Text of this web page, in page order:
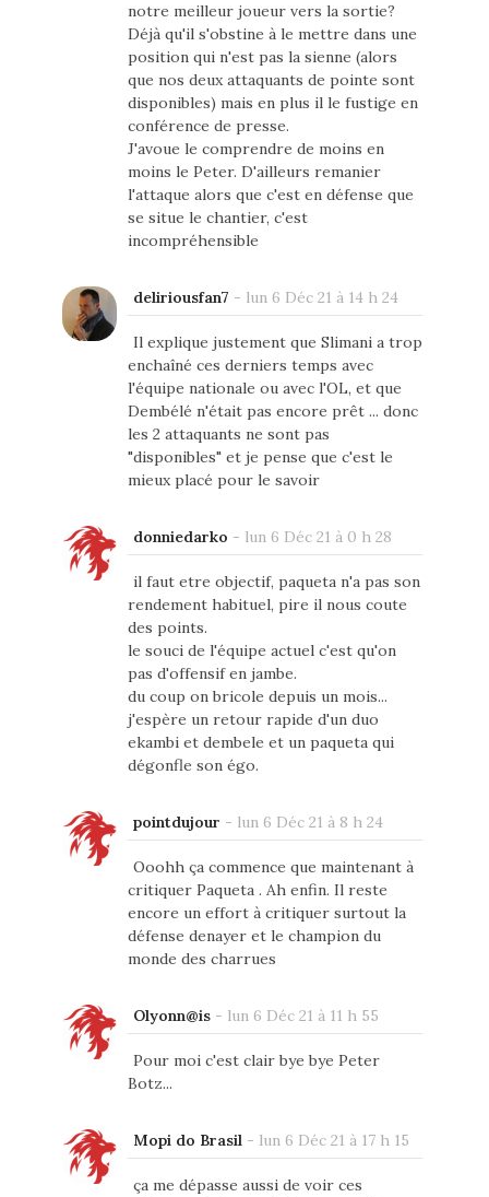
notre meilleur joueur vers la sortie?
Déjà qu'il s'obstine à le mettre dans une
position qui n'est pas la sienne (alors
que nos deux attaquants de pointe sont
disponibles) mais en plus il le fustige en
conférence de presse.
J'avoue le comprendre de moins en
moins le Peter. D'ailleurs remanier
l'attaque alors que c'est en défense que
se situe le chantier, c'est
incompréhensible
deliriousfan7 - lun 6 Déc 21 à 14 h 24
Il explique justement que Slimani a trop
enchaîné ces derniers temps avec
l'équipe nationale ou avec l'OL, et que
Dembélé n'était pas encore prêt ... donc
les 2 attaquants ne sont pas
"disponibles" et je pense que c'est le
mieux placé pour le savoir
donniedarko - lun 6 Déc 21 à 0 h 28
il faut etre objectif, paqueta n'a pas son
rendement habituel, pire il nous coute
des points.
le souci de l'équipe actuel c'est qu'on
pas d'offensif en jambe.
du coup on bricole depuis un mois...
j'espère un retour rapide d'un duo
ekambi et dembele et un paqueta qui
dégonfle son égo.
pointdujour - lun 6 Déc 21 à 8 h 24
Ooohh ça commence que maintenant à
critiquer Paqueta . Ah enfin. Il reste
encore un effort à critiquer surtout la
défense denayer et le champion du
monde des charrues
Olyonn@is- lun 6 Déc 21 à 11 h 55
Pour moi c'est clair bye bye Peter
Botz...
Mopi do Brasil- lun 6 Déc 21 à 17 h 15
ça me dépasse aussi de voir ces